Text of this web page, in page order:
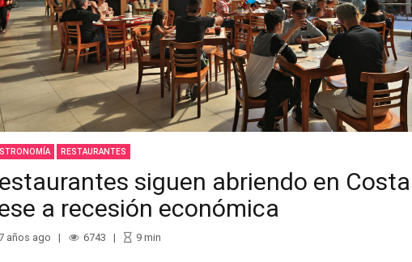
RESTAURANTES
siguen abriendo en
a recesión económica
7 años ago 6743 9min